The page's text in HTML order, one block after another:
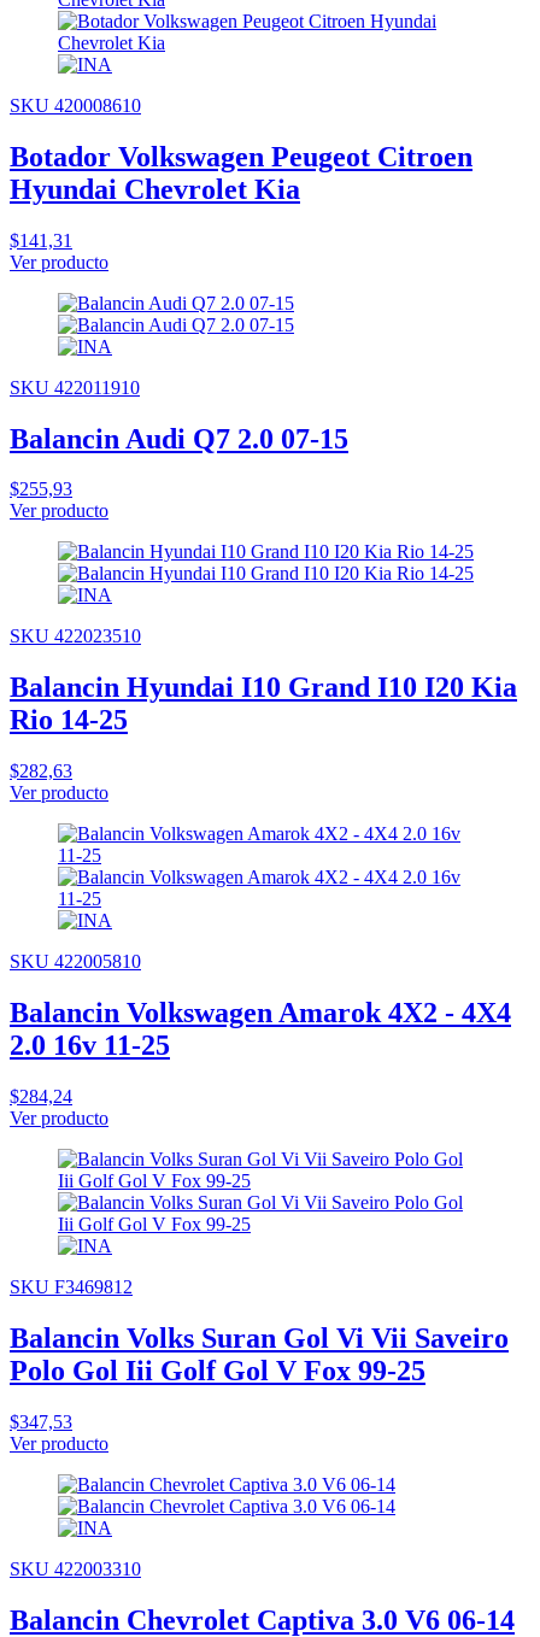
SKU 420008610
Botador Volkswagen Peugeot Citroen
Hyundai Chevrolet Kia
$141,31
Ver producto
SKU 422011910
Balancin Audi Q7 2.0 07-15
$255,93
Ver producto
SKU 422023510
Balancin Hyundai I10 Grand I10 I20 Kia
Rio 14-25
$282,63
Ver producto
SKU 422005810
Balancin Volkswagen Amarok 4X2 - 4X4
2.0 16v 11-25
$284,24
Ver producto
SKU F3469812
Balancin Volks Suran Gol Vi Vii Saveiro
Polo Gol Iii Golf Gol V Fox 99-25
$347,53
Ver producto
SKU 422003310
Balancin Chevrolet Captiva 3.0 V6 06-14